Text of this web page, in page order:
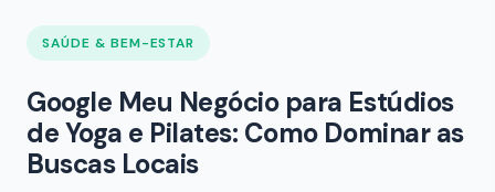
SAÚDE & BEM-ESTAR
Google Meu Negócio para Estúdios
de Yoga e Pilates: Como Dominar as
Buscas Locais